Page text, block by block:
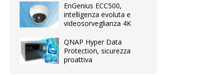
EnGenius ECC500,
intelligenza evoluta e
videosorveglianza 4K
QNAP Hyper Data
Protection, sicurezza
proattiva